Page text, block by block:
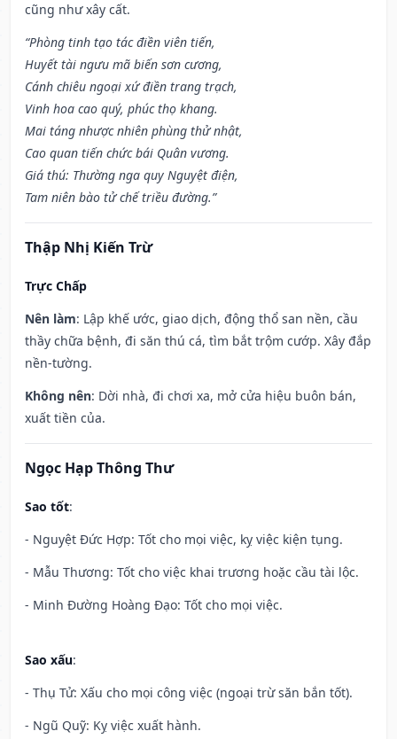
cũng như xây cất.
“Phòng tinh tạo tác điền viên tiến,
Huyết tài ngưu mã biến sơn cương,
Cánh chiêu ngoại xứ điền trang trạch,
Vinh hoa cao quý, phúc thọ khang.
Mai táng nhược nhiên phùng thử nhật,
Cao quan tiến chức bái Quân vương.
Giá thú: Thường nga quy Nguyệt điện,
Tam niên bào tử chế triều đường.”
Thập Nhị Kiến Trừ
Trực Chấp
Nên làm: Lập khế ước, giao dịch, động thổ san nền, cầu
thầy chữa bệnh, đi săn thú cá, tìm bắt trộm cướp. Xây đắp
nền-tường.
Không nên: Dời nhà, đi chơi xa, mở cửa hiệu buôn bán,
xuất tiền của.
Ngọc Hạp Thông Thư
Sao tốt:
- Nguyệt Đức Hợp: Tốt cho mọi việc, kỵ việc kiện tụng.
- Mẫu Thương: Tốt cho việc khai trương hoặc cầu tài lộc.
- Minh Đường Hoàng Đạo: Tốt cho mọi việc.
Sao xấu:
- Thụ Tử: Xấu cho mọi công việc (ngoại trừ săn bắn tốt).
- Ngũ Quỹ: Kỵ việc xuất hành.